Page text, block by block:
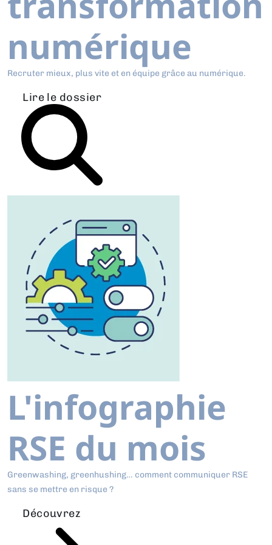
numérique
Recruter mieux, plus vite et en équipe grâce au numérique.
Lire le dossier
L'infographie
RSE du mois
Greenwashing, greenhushing… comment communiquer RSE
sans se mettre en risque ?
Découvrez